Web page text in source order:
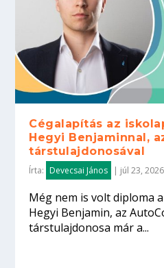
Cégalapítás az
Hegyi Benjaminnal,
társtulajdonosával
Írta: Devecsai János | júl 23, 2026
Még nem is volt diploma
Hegyi Benjamin, az
társtulajdonosa már a...